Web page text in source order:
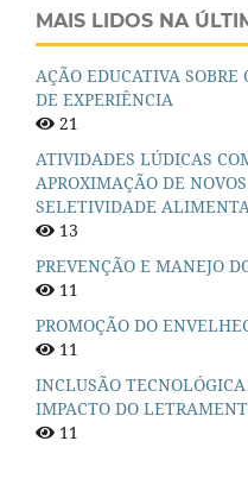
MAIS LIDOS NA
AÇÃO EDUCATIVA
DE EXPERIÊNCIA
21
ATIVIDADES LÚDICAS
APROXIMAÇÃO DE
SELETIVIDADE
13
PREVENÇÃO E MANEJO
11
PROMOÇÃO DO
11
INCLUSÃO
IMPACTO DO
11